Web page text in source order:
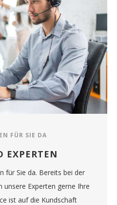
FÜR SIE DA
EXPERTEN
für Sie da. Bereits bei der
Experten gerne Ihre
ist auf die Kundschaft